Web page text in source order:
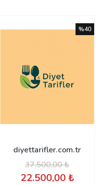
diyettarifler.com.tr
37.500,00 ₺
22.500,00 ₺
%40